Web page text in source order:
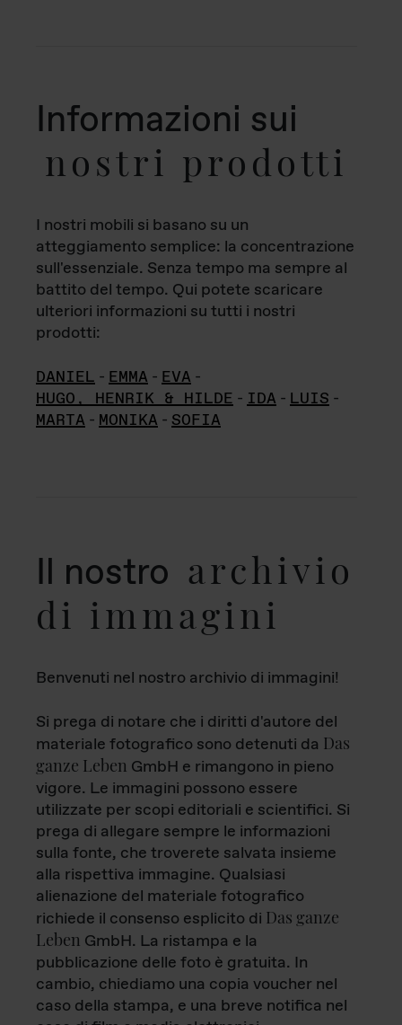
Informazioni sui
nostri prodotti
I nostri mobili si basano su un
atteggiamento semplice: la concentrazione
sull'essenziale. Senza tempo ma sempre al
battito del tempo. Qui potete scaricare
ulteriori informazioni su tutti i nostri
prodotti:
DANIEL - EMMA - EVA -
HUGO, HENRIK & HILDE - IDA - LUIS -
MARTA - MONIKA - SOFIA
Il nostro archivio
di immagini
Benvenuti nel nostro archivio di immagini!
Si prega di notare che i diritti d'autore del
materiale fotografico sono detenuti da Das
ganze Leben GmbH e rimangono in pieno
vigore. Le immagini possono essere
utilizzate per scopi editoriali e scientifici. Si
prega di allegare sempre le informazioni
sulla fonte, che troverete salvata insieme
alla rispettiva immagine. Qualsiasi
alienazione del materiale fotografico
richiede il consenso esplicito di Das ganze
Leben GmbH. La ristampa e la
pubblicazione delle foto è gratuita. In
cambio, chiediamo una copia voucher nel
caso della stampa, e una breve notifica nel